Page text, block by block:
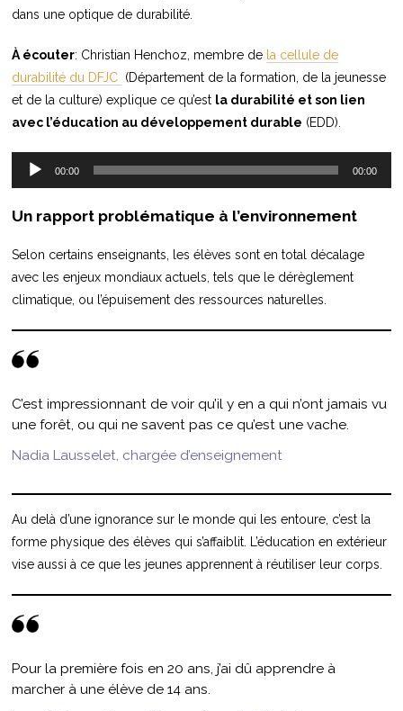
dans une optique de durabilité.
À écouter: Christian Henchoz, membre de la cellule de
durabilité du DFJC (Département de la formation, de la jeunesse
et de la culture) explique ce qu’est la durabilité et son lien
avec l’éducation au développement durable (EDD).
Lecteur
00:00 00:00
Un rapport problématique à l’environnement
Selon certains enseignants, les élèves sont en total décalage
avec les enjeux mondiaux actuels, tels que le dérèglement
climatique, ou l’épuisement des ressources naturelles.
C’est impressionnant de voir qu’il y en a qui n’ont jamais vu
une forêt, ou qui ne savent pas ce qu’est une vache.
Nadia Lausselet, chargée d’enseignement
Au delà d’une ignorance sur le monde qui les entoure, c’est la
forme physique des élèves qui s’affaiblit. L’éducation en extérieur
vise aussi à ce que les jeunes apprennent à réutiliser leur corps.
Pour la première fois en 20 ans, j’ai dû apprendre à
marcher à une élève de 14 ans.